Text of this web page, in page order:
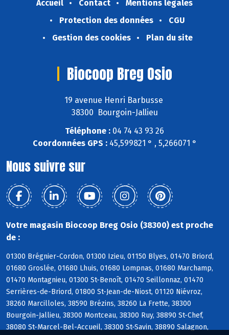
Accueil Contact
Mentions légales
Protection des données
CGU
Gestion des cookies
Plan du site
Biocoop Breg Osio
19 avenue Henri Barbusse
38300 Bourgoin-Jallieu
Téléphone : 04 74 43 93 26
Coordonnées GPS :45,599821 ° , 5,266071 °
Nous suivre sur
Votre magasin Biocoop Breg Osio (38300) est proche
de :
01300 Brégnier-Cordon, 01300 Izieu, 01150 Blyes, 01470 Briord,
01680 Groslée, 01680 Lhuis, 01680 Lompnas, 01680 Marchamp,
01470 Montagnieu, 01300 St-Benoît, 01470 Seillonnaz, 01470
Serrières-de-Briord, 01800 St-Jean-de-Niost, 01120 Niévroz,
38260 Marcilloles, 38590 Brézins, 38260 La Frette, 38300
Bourgoin-Jallieu, 38300 Montceau, 38300 Ruy, 38890 St-Chef,
38080 St-Marcel-Bel-Accueil, 38300 St-Savin, 38890 Salagnon,